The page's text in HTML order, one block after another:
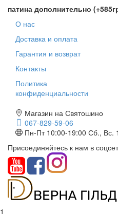
патина дополнительно
О нас
Доставка и оплата
Гарантия и возврат
Контакты
Политика
конфиденциальности
Магазин на Святошино
067-829-59-06
Пн-Пт 10:00-19:00 Сб., Вс.
Присоединяйтесь к нам в
1